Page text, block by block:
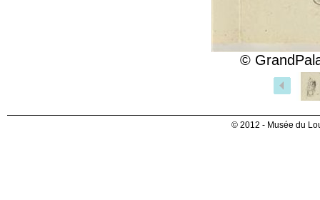
©
© 2012 - Musée du